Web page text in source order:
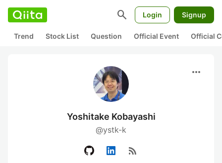
search Login Signup
Trend Stock List Question Official Event Official
more_horiz
Yoshitake Kobayashi
@ystk-k
rss_feed